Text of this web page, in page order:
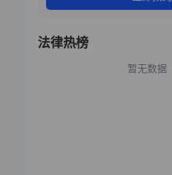
法律热榜
暂无数据